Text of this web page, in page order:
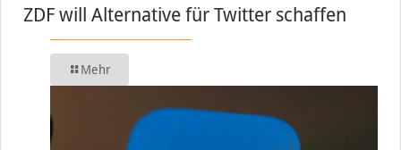
ZDF will Alternative für Twitter schaffen
Mehr